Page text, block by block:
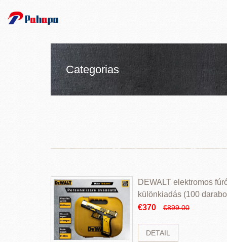
Categorias
DEWALT elektromos
különkiadás (100
€370
€899.00
DETAIL